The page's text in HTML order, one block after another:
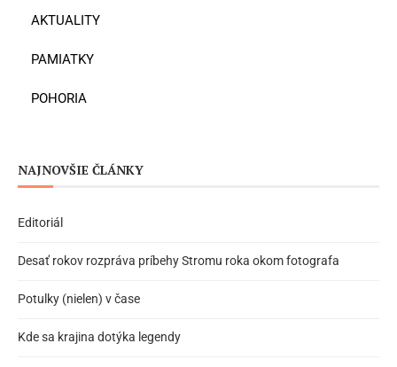
AKTUALITY
PAMIATKY
POHORIA
NAJNOVŠIE ČLÁNKY
Editoriál
Desať rokov rozpráva príbehy Stromu roka okom fotografa
Potulky (nielen) v čase
Kde sa krajina dotýka legendy